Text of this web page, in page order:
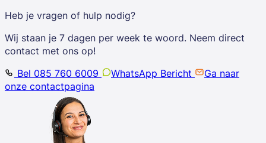
Heb je vragen of hulp nodig?
Wij staan je 7 dagen per week te woord. Neem direct
contact met ons op!
Bel 085 760 6009
WhatsApp Bericht
Ga naar
onze contactpagina